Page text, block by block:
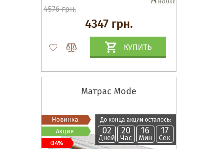
4576 грн.
4347 грн.
КУПИТЬ
Матрас Mode
До конца акции осталось:
02
Дней
20
Час
16
Мин
17
Сек
Новинка
Акция
-34%